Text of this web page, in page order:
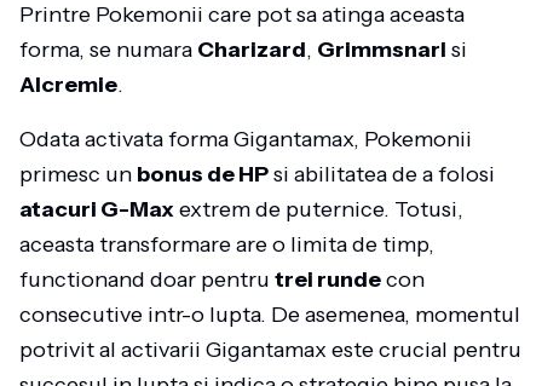
Printre Pokemonii care pot sa atinga aceasta
forma, se numara Charizard, Grimmsnarl si
Alcremie.
Odata activata forma Gigantamax, Pokemonii
primesc un bonus de HPsi abilitatea de a folosi
atacuri G-Maxextrem de puternice. Totusi,
aceasta transformare are o limita de timp,
functionand doar pentru trei rundecon
consecutive intr-o lupta. De asemenea, momentul
potrivit al activarii Gigantamax este crucial pentru